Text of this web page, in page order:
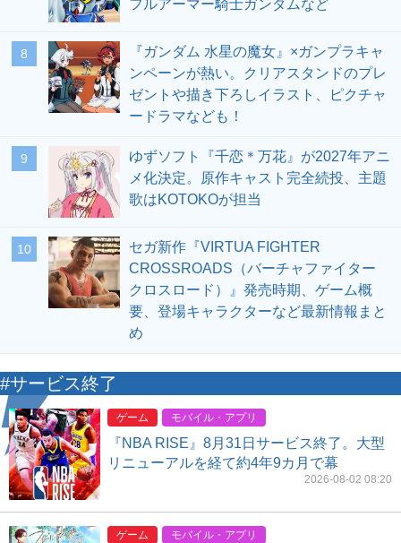
フルアーマー騎士ガンダムなど
8
『ガンダム 水星の魔女』×ガンプラキャ
ンペーンが熱い。クリアスタンドのプレ
ゼントや描き下ろしイラスト、ピクチャ
ードラマなども！
9
ゆずソフト『千恋＊万花』が2027年アニ
メ化決定。原作キャスト完全続投、主題
歌はKOTOKOが担当
10
セガ新作『VIRTUA FIGHTER
CROSSROADS（バーチャファイター
クロスロード）』発売時期、ゲーム概
要、登場キャラクターなど最新情報まと
め
#サービス終了
ゲーム モバイル・アプリ
『NBA RISE』8月31日サービス終了。大型
リニューアルを経て約4年9カ月で幕
2026-08-02 08:20
ゲーム モバイル・アプリ